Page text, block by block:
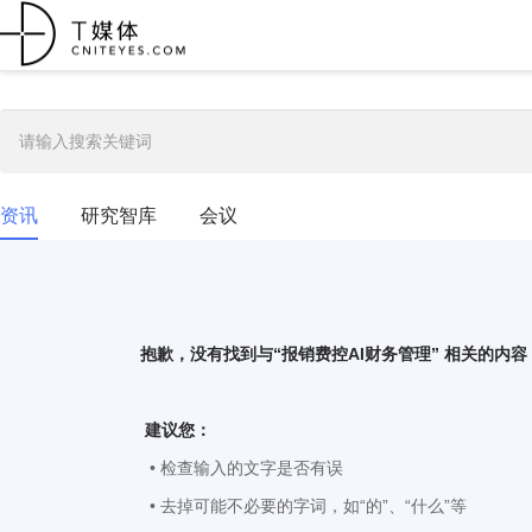
资讯 研究智库 会议
抱歉，没有找到与“报销费控AI财务管理” 相关的内容
建议您：
• 检查输入的文字是否有误
• 去掉可能不必要的字词，如“的”、“什么”等